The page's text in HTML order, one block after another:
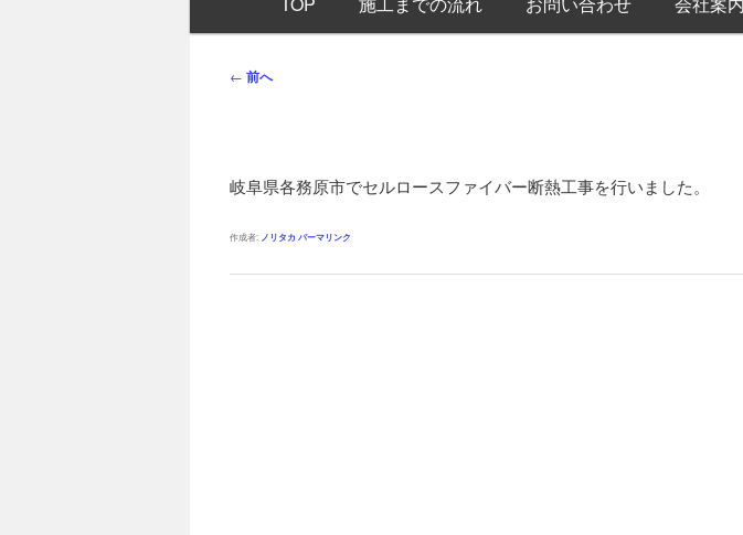
ン
投
ゲ
シ
← 前へ
岐阜県各務原市でセルロースファイバー断熱工事を行いました。
作成者: ノリタカ パーマリンク